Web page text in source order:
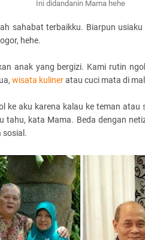
Ini didandanin Mama hehe
sahabat terbaikku. Biarpun
hehe.
anak yang bergizi. Kami rutin
wisata kulineratau cuci mata di
ke aku karena kalau ke teman
tahu, kata Mama. Beda dengan
sosial.